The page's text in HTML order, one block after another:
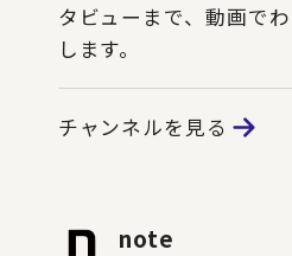
タビューまで、動画で
します。
チャンネルを見る
note